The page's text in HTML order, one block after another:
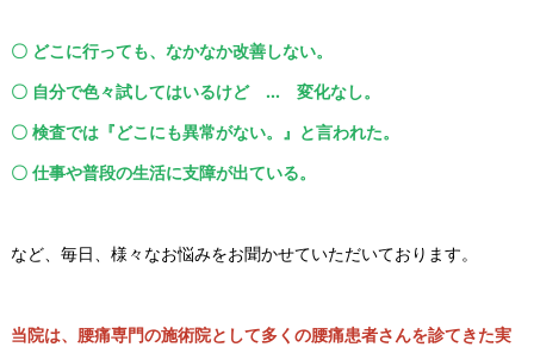
〇 どこに行っても、なかなか改善しない。
〇 自分で色々試してはいるけど … 変化なし。
〇 検査では『どこにも異常がない。』と言われた。
〇 仕事や普段の生活に支障が出ている。
など、毎日、様々なお悩みをお聞かせていただいております。
当院は、腰痛専門の施術院として多くの腰痛患者さんを診てきた実